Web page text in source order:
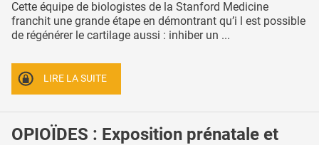
Cette équipe de biologistes de la Stanford Medicine
franchit une grande étape en démontrant qu’i l est possible
de régénérer le cartilage aussi : inhiber un ...
LIRE LA SUITE
OPIOÏDES : Exposition prénatale et